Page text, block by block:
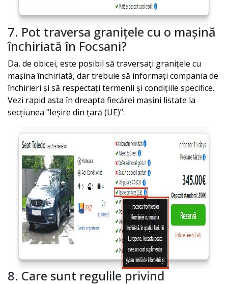
7. Pot traversa granițele cu o mașină
închiriată în Focsani?
Da, de obicei, este posibil să traversați granițele cu
mașina închiriată, dar trebuie să informați compania de
închirieri și să respectați termenii și condițiile specifice.
Vezi rapid asta în dreapta fiecărei mașini listate la
secțiunea “Ieșire din țară (UE)”:
8. Care sunt regulile privind